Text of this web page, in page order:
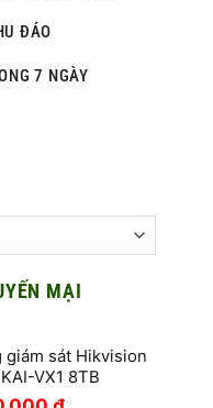
ĐÁO
7 NGÀY
MẠI
giám sát Hikvision
VX1 8TB